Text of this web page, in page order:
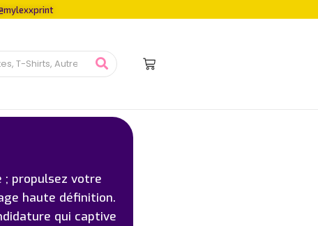
; propulsez votre
haute définition.
qui captive